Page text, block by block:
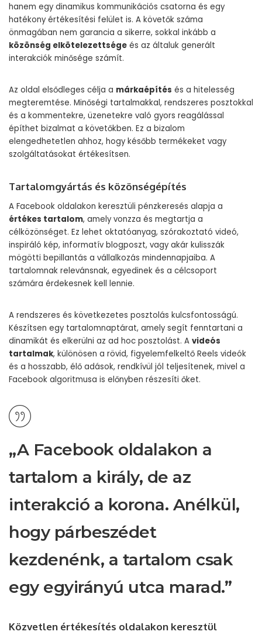
hanem egy dinamikus kommunikációs csatorna és egy
hatékony értékesítési felület is. A követők száma
önmagában nem garancia a sikerre, sokkal inkább a
közönség elkötelezettsége és az általuk generált
interakciók minősége számít.
Az oldal elsődleges célja a márkaépítés és a hitelesség
megteremtése. Minőségi tartalmakkal, rendszeres posztokkal
és a kommentekre, üzenetekre való gyors reagálással
építhet bizalmat a követőkben. Ez a bizalom
elengedhetetlen ahhoz, hogy később termékeket vagy
szolgáltatásokat értékesítsen.
Tartalomgyártás és közönségépítés
A Facebook oldalakon keresztüli pénzkeresés alapja a
értékes tartalom, amely vonzza és megtartja a
célközönséget. Ez lehet oktatóanyag, szórakoztató videó,
inspiráló kép, informatív blogposzt, vagy akár kulisszák
mögötti bepillantás a vállalkozás mindennapjaiba. A
tartalomnak relevánsnak, egyedinek és a célcsoport
számára érdekesnek kell lennie.
A rendszeres és következetes posztolás kulcsfontosságú.
Készítsen egy tartalomnaptárat, amely segít fenntartani a
dinamikát és elkerülni az ad hoc posztolást. A videós
tartalmak, különösen a rövid, figyelemfelkeltő Reels videók
és a hosszabb, élő adások, rendkívül jól teljesítenek, mivel a
Facebook algoritmusa is előnyben részesíti őket.
„A Facebook oldalakon a
tartalom a király, de az
interakció a korona. Anélkül,
hogy párbeszédet
kezdenénk, a tartalom csak
egy egyirányú utca marad.”
Közvetlen értékesítés oldalakon keresztül